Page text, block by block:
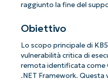
raggiunto la fine del
Obiettivo
Lo scopo principale di
vulnerabilità critica di
remota identificata come
.NET Framework. Questa